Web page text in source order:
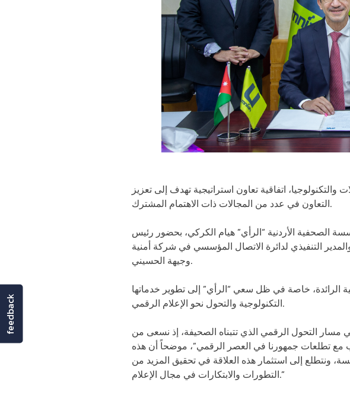
اتفاقية تعاون استراتيجية تهدف إلى تعزيز
التعاون في عدد من المجالات ذات الاهتمام المشترك.
الصحفية الأردنية “الرأي” هيام الكركي، بحضور رئيس
التنفيذي لدائرة الاتصال المؤسسي في شركة أمنية
وجيهة الحسيني.
الرائدة، خاصة في ظل سعي “الرأي” إلى تطوير خدماتها
التكنولوجية والتحول نحو الإعلام الرقمي.
مسار التحول الرقمي الذي تتبناه الصحيفة، إذ نسعى من
مع تطلعات جمهورنا في العصر الرقمي”، موضحاً أن هذه
ونتطلع إلى استثمار هذه العلاقة في تحقيق المزيد من
التطورات والابتكارات في مجال الإعلام.”
feedback